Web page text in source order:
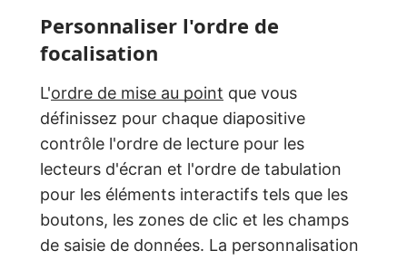
Personnaliser l'ordre de
focalisation
L'ordre de mise au point que vous
définissez pour chaque diapositive
contrôle l'ordre de lecture pour les
lecteurs d'écran et l'ordre de tabulation
pour les éléments interactifs tels que les
boutons, les zones de clic et les champs
de saisie de données. La personnalisation